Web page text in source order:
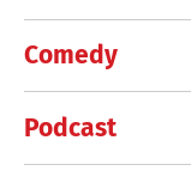
Comedy
Podcast